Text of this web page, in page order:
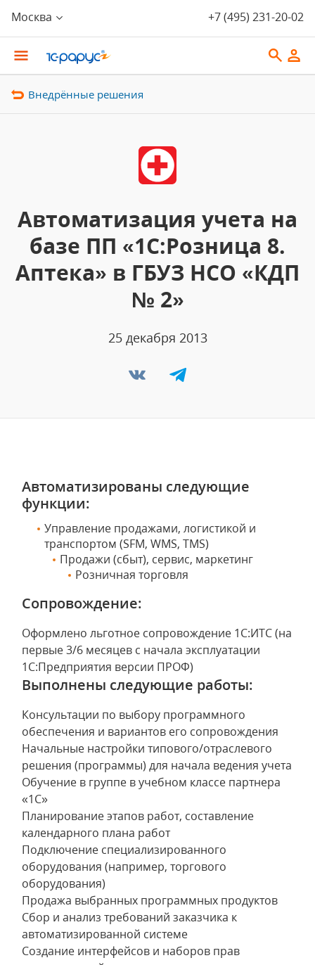
Москва +7 (495) 231-20-02
Внедрённые решения
Автоматизация учета на
базе ПП «1С:Розница 8.
Аптека» в ГБУЗ НСО «КДП
№ 2»
25 декабря 2013
Автоматизированы следующие
функции:
Управление продажами, логистикой и
транспортом (SFM, WMS, TMS)
Продажи (сбыт), сервис, маркетинг
Розничная торговля
Сопровождение:
Оформлено льготное сопровождение 1С:ИТС (на
первые 3/6 месяцев с начала эксплуатации
1С:Предприятия версии ПРОФ)
Выполнены следующие работы:
Консультации по выбору программного
обеспечения и вариантов его сопровождения
Начальные настройки типового/отраслевого
решения (программы) для начала ведения учета
Обучение в группе в учебном классе партнера
«1С»
Планирование этапов работ, составление
календарного плана работ
Подключение специализированного
оборудования (например, торгового
оборудования)
Продажа выбранных программных продуктов
Сбор и анализ требований заказчика к
автоматизированной системе
Создание интерфейсов и наборов прав